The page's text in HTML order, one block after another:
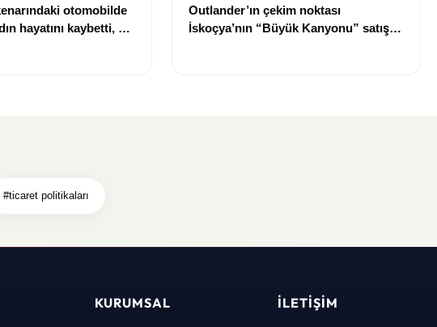
otomobilde
hayatını kaybetti, bir
Outlander’ın çekim noktası
İskoçya’nın “Büyük Kanyonu” satışa
#ticaret politikaları
KURUMSAL İLETIŞIM